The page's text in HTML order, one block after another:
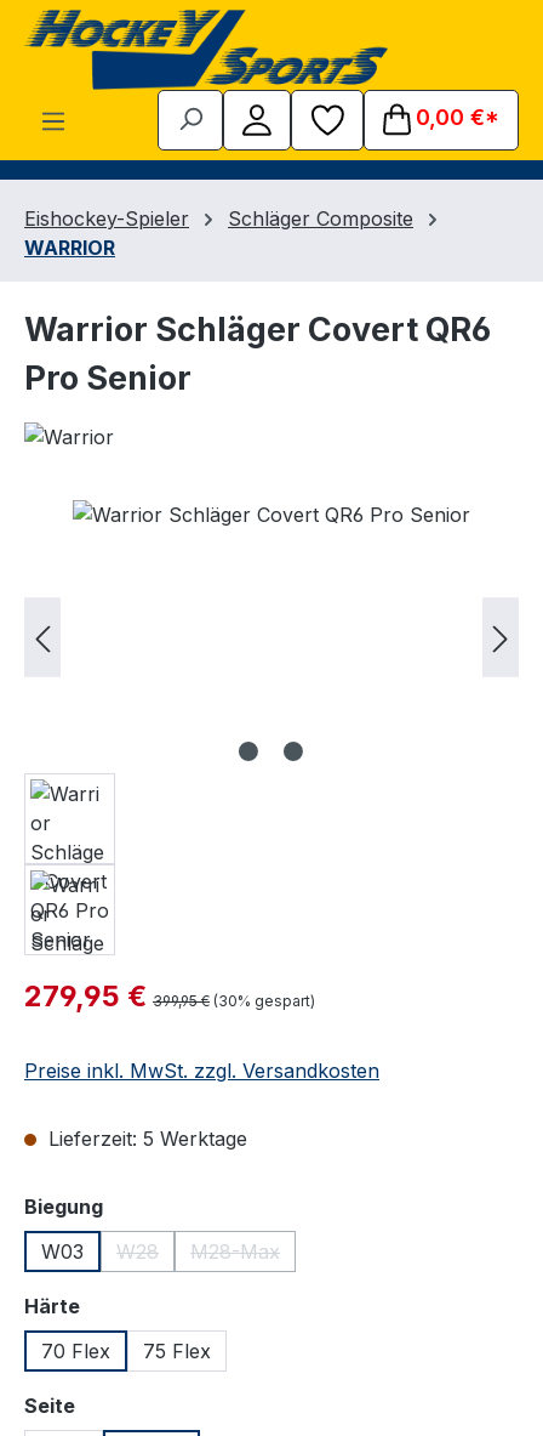
Zum Hauptinhalt springen
0,00 €*
Eishockey-Spieler
Schläger Composite
WARRIOR
Warrior Schläger Covert QR6
Pro Senior
Bildergalerie überspringen
Verkaufspreis:
279,95 € Regulärer Preis:
399,95 € (30% gespart)
Preise inkl. MwSt. zzgl. Versandkosten
Lieferzeit: 5 Werktage
Biegungauswählen
W03
W28
(Diese Option ist zurzeit nicht verfügbar.)
M28-Max
(Diese Option ist zurzeit nicht
Härteauswählen
70 Flex
75 Flex
Seiteauswählen